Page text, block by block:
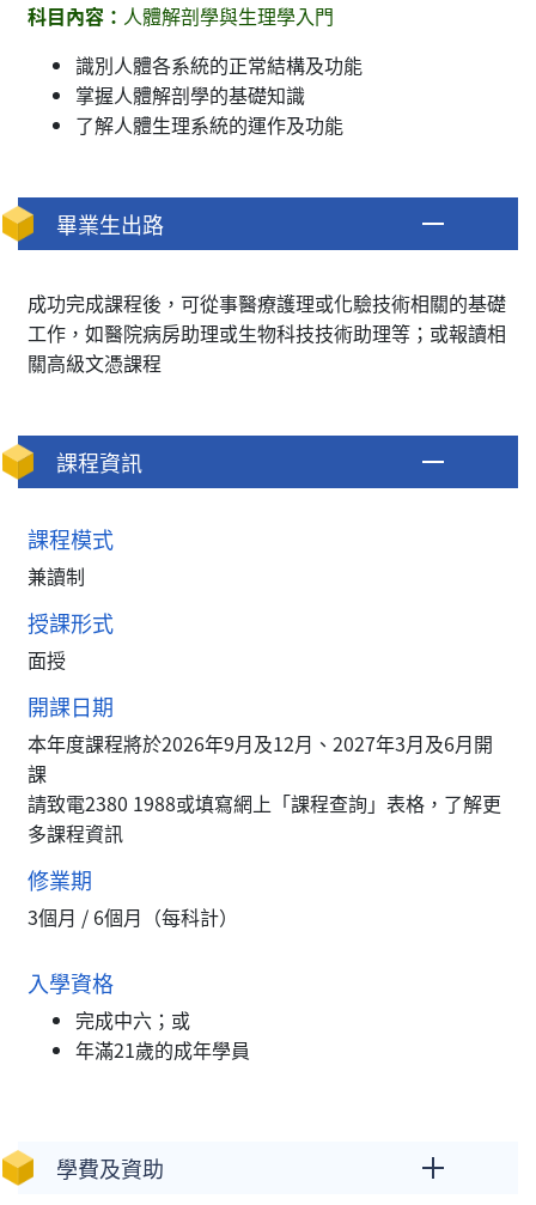
科目內容： 人體解剖學與生理學入門
識別人體各系統的正常結構及功能
掌握人體解剖學的基礎知識
了解人體生理系統的運作及功能
畢業生出路
成功完成課程後，可從事醫療護理或化驗技術相關的基礎
工作，如醫院病房助理或生物科技技術助理等；或報讀相
關高級文憑課程
課程資訊
課程模式
兼讀制
授課形式
面授
開課日期
本年度課程將於2026年9月及12月、2027年3月及6月開
課
請致電2380 1988或填寫網上「課程查詢」表格，了解更
多課程資訊
修業期
3個月 / 6個月（每科計）
入學資格
完成中六；或
年滿21歲的成年學員
學費及資助